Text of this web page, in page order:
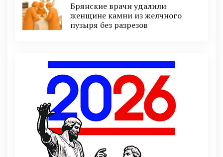
Брянские врачи удалили
женщине камни из желчного
пузыря без разрезов